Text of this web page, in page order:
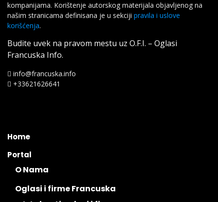
kompanijama. Korištenje autorskog materijala objavljenog na
našim stranicama definisana je u sekciji pravila i uslove
korišćenja.
Budite uvek na pravom mestu uz O.F.I. – Oglasi
Francuska Info.
info@francuska.info
+33621626641
Home
Portal
O Nama
Oglasi i firme Francuska